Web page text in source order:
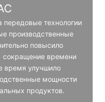
передовые технологии
производственные
повысило
сокращение времени
время улучшило
мощности
продуктов.